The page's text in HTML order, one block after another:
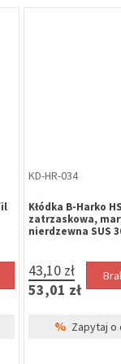
WK-HR-567
Wkładka
30/65 mm, nikiel
zastawkowa,
32,40 zł
39,85 zł
% Zapytaj o